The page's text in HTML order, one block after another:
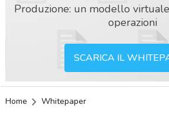
Produzione: un modello
operazioni
SCARICA IL
Home Whitepaper